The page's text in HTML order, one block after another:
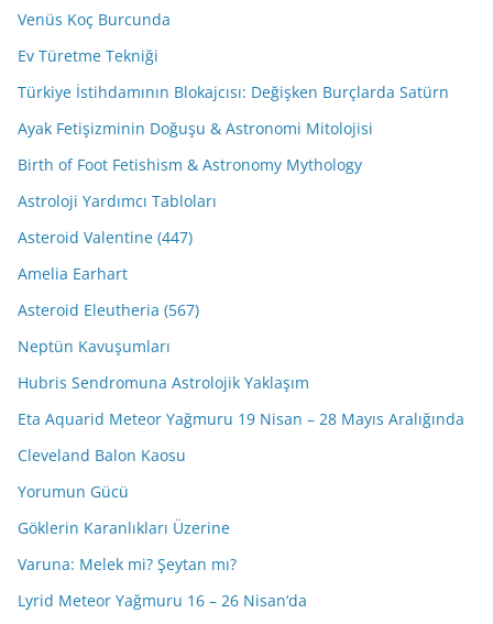
Venüs Koç Burcunda
Ev Türetme Tekniği
Türkiye İstihdamının Blokajcısı: Değişken Burçlarda Satürn
Ayak Fetişizminin Doğuşu & Astronomi Mitolojisi
Birth of Foot Fetishism & Astronomy Mythology
Astroloji Yardımcı Tabloları
Asteroid Valentine (447)
Amelia Earhart
Asteroid Eleutheria (567)
Neptün Kavuşumları
Hubris Sendromuna Astrolojik Yaklaşım
Eta Aquarid Meteor Yağmuru 19 Nisan – 28 Mayıs Aralığında
Cleveland Balon Kaosu
Yorumun Gücü
Göklerin Karanlıkları Üzerine
Varuna: Melek mi? Şeytan mı?
Lyrid Meteor Yağmuru 16 – 26 Nisan’da